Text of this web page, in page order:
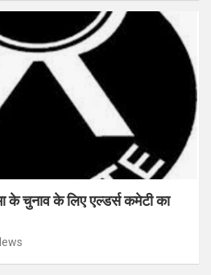
के चुनाव के लिए एल्डर्स कमेटी का